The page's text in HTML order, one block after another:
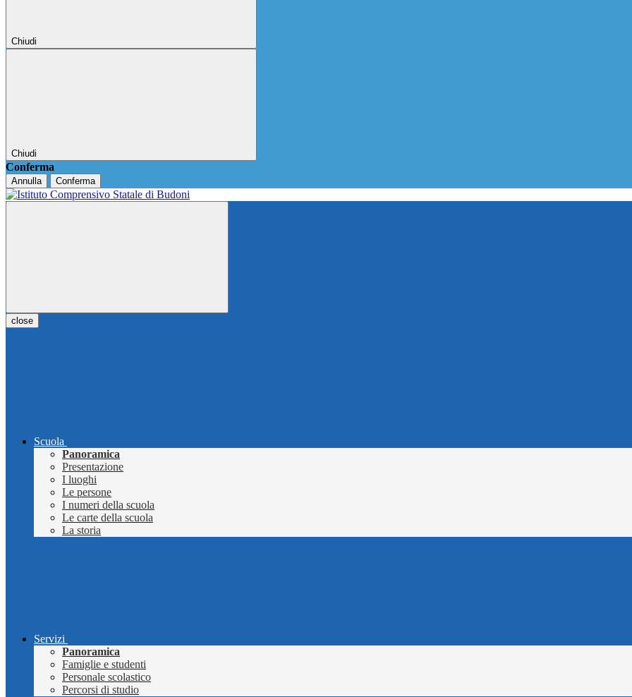
Chiudi
Chiudi
Conferma
Annulla Conferma
close
Scuola
Panoramica
Presentazione
I luoghi
Le persone
I numeri della scuola
Le carte della scuola
La storia
Servizi
Panoramica
Famiglie e studenti
Personale scolastico
Percorsi di studio